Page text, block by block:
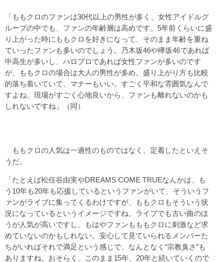
「ももクロのファンは30代以上の男性が多く、女性アイドルグ
ループの中でも、ファンの年齢層は高めです。5年前くらいに盛
り上がった時にももクロを好きになって、そのまま年齢を重ね
ていったファンも多いのでしょう。乃木坂46や欅坂46であれば
中高生が多いし、ハロプロであれば女性ファンが多いのです
が、ももクロの場合は大人の男性が多め。盛り上がり方も比較
的落ち着いていて、マナーもいい。すごく平和な雰囲気なんで
すよね。現場がすごく心地良いから、ファンも離れないのかも
しれないですね」（同）
ももクロの人気は一過性のものではなく、定着したといえそ
うだ。
「たとえば松任谷由実やDREAMS COME TRUEなんかは、も
う10年も20年も応援しているというファンがいて、そういうフ
ァンがライブに集ってくるわけですが、ももクロもそういう状
況になっているというイメージですね。ライブでも古い曲のほ
うが人気が高いですし、もはやファンもももクロに刺激など求
めていないのかもしれない。安心して見ていられるメンバーた
ちがいればそれで満足という感じで、なんとなく“宗教臭さ”も
ありますね。おそらく、このまま15年、20年と続いていくので